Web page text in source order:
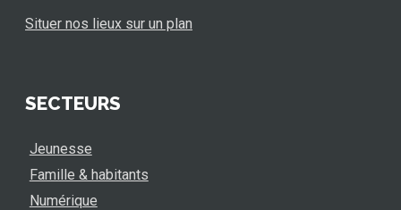
Situer nos lieux sur un plan
SECTEURS
Jeunesse
Famille & habitants
Numérique